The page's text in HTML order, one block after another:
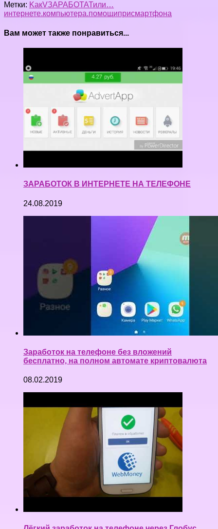
Метки: KакVЗАРАБОТАТили…
интернете.компьютера.помощиприсмартфона
Вам может также понравиться...
ЗАРАБОТОК В ИНТЕРНЕТЕ НА ТЕЛЕФОНЕ
24.08.2019
Заработок на телефоне без вложений
бесплатно, на полном автомате криптовалюта
08.02.2019